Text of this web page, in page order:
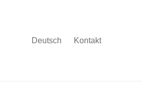
Deutsch Kontakt